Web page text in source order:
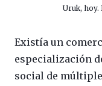
Uruk, hoy.
Existía un
especialización
social de